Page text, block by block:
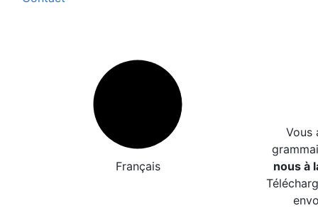
Français
Vous
nous à